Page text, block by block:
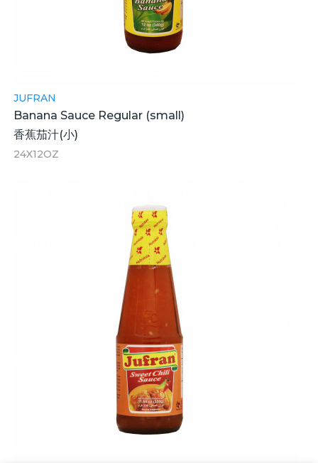
JUFRAN
Banana Sauce Regular (small)
香蕉茄汁(小)
24X12OZ